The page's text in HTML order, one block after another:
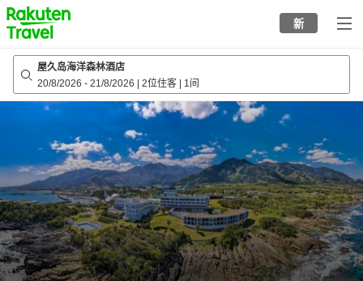
to
top
page
新
屋久岛海洋森林酒店
20/8/2026 - 21/8/2026 2位住客 1间